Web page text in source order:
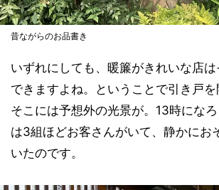
昔ながらのお品書き
いずれにしても、暖簾がきれいな店
できますよね。ということで引き戸を
そこには予想外の光景が。13時にな
は3組ほどお客さんがいて、静かにお
いたのです。